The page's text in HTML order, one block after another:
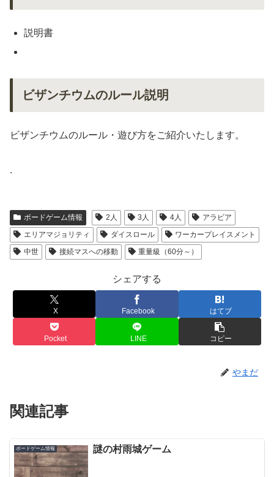
説明書
ビザンチウムのルール説明
ビザンチウムのルール・遊び方をご紹介いたします。
.
ボードゲーム情報 2人 3人 4人
アラビア
エリアマジョリティ
ダイスロール
ワーカープレイスメント
中世
接続マスへの移動 重量級（60分～）
シェアする
X Facebook はてブ
Pocket LINE コピー
やまだ
関連記事
ボードゲーム情報 謎の村雨城ゲーム